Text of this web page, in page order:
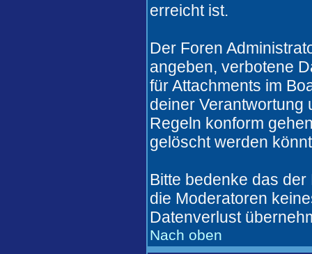
erreicht ist.
Der Foren
angeben, verbotene
für Attachments im
deiner Verantwortung
Regeln konform
gelöscht werden
Bitte bedenke das
die Moderatoren
Datenverlust
Nach oben